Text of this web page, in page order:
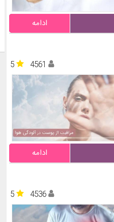
ادامه
5
4561
ادامه
5
4536